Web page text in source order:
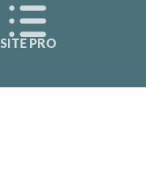
SITE PRO